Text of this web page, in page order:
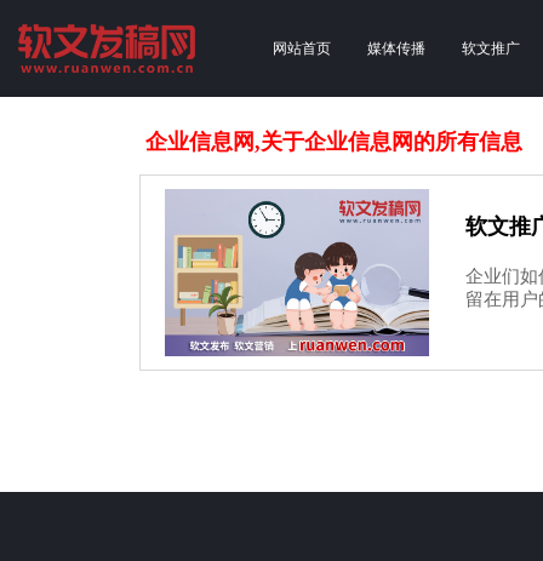
网站首页 媒体传播 软文推广
企业信息网,关于企业信息网的所有信息
软文推
企业们如
留在用户